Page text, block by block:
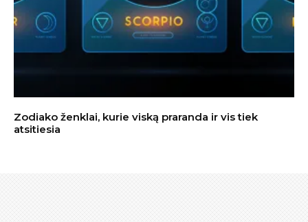
Zodiako ženklai, kurie viską praranda ir vis tiek
atsitiesia